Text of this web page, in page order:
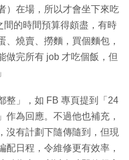
）在場，所以才會坐下來吃
間的時間預算得頗盡，有時
、燒賣、撈麵，買個麵包，
做完所有 job 才吃個飯，但
整」，如 FB 專頁提到「24
作為回應。不過他也補充，
沒有計劃下隨傳隨到，但現
配日程，令維修更有效率，